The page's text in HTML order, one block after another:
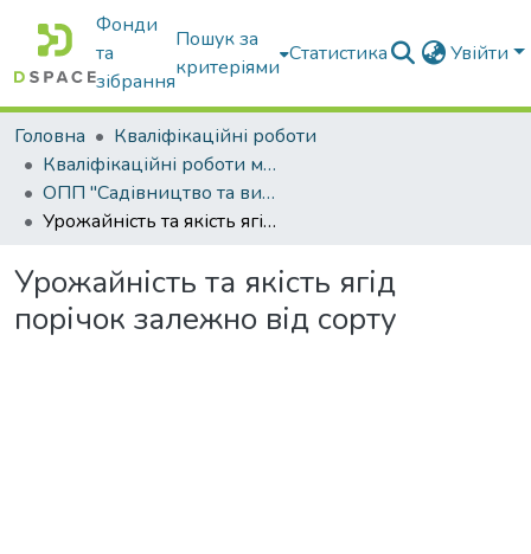
Фонди
та
зібрання
Пошук за
критеріями
Статистика Увійти
Головна
Кваліфікаційні роботи
Кваліфікаційні роботи магістрів
ОПП "Садівництво та виноградарство"
Урожайність та якість ягід порічок залежно від сорту
Урожайність та якість ягід
порічок залежно від сорту